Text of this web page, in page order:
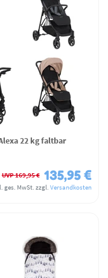
22 kg faltbar
UVP 169,95 € 135,95 €
ges. MwSt. zzgl. Versandkosten